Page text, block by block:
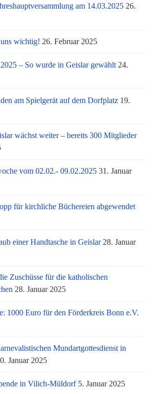
am 14.03.2025 26.
wichtig! 26. Februar 2025
– So wurde in Geislar gewählt 24.
am Spielgerät auf dem Dorfplatz 19.
wächst weiter – bereits 300 Mitglieder
vom 02.02.- 09.02.2025 31. Januar
für kirchliche Büchereien abgewendet
einer Handtasche in Geislar 28. Januar
Zuschüsse für die katholischen
28. Januar 2025
1000 Euro für den Förderkreis Bonn e.V.
Mundartgottesdienst in
Januar 2025
in Vilich-Müldorf 5. Januar 2025